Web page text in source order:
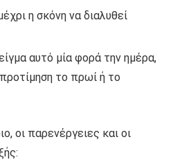
η σκόνη να διαλυθεί
αυτό μία φορά την ημέρα,
το πρωί ή το
οι παρενέργειες και οι